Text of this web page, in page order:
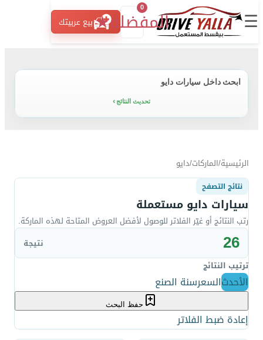
☰ المفضلة
0
★ بيع عربيتك
ابحث داخل سيارات دايو
تحديث النتائج
الرئيسية/الماركات/دايو
نتائج التصفح
سيارات دايو مستعملة
رتب النتائج أو غيّر الفلاتر للوصول لأفضل العروض المتاحة لهذه الماركة.
26
نتيجة
ترتيب النتائج
الأحدثالسعرسنة الصنع
حفظ البحث
إعادة ضبط الفلاتر